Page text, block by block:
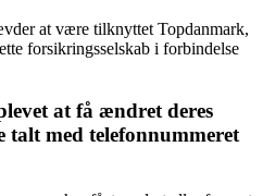
at være tilknyttet Topdanmark,
forsikringsselskab i forbindelse
at få ændret deres
talt med telefonnummeret